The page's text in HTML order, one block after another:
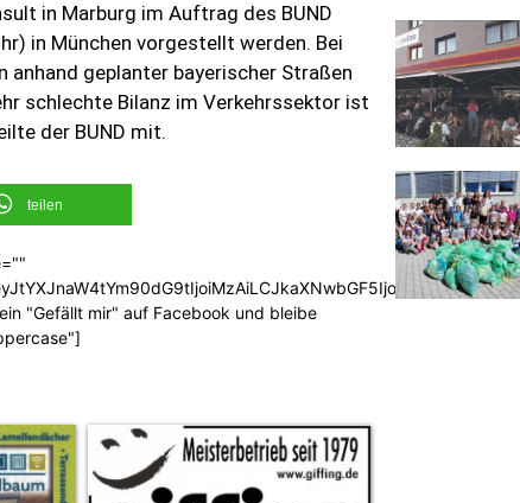
in Marburg im Auftrag des BUND
in München vorgestellt werden. Bei
anhand geplanter bayerischer Straßen
schlechte Bilanz im Verkehrssektor ist
der BUND mit.
teilen
"Gefällt mir" auf Facebook und bleibe